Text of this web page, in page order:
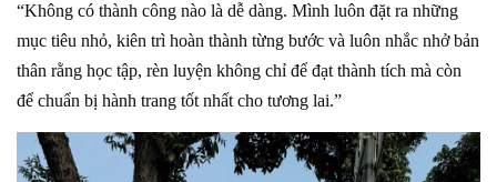
“Không có thành công nào là dễ dàng. Mình luôn đặt ra những
mục tiêu nhỏ, kiên trì hoàn thành từng bước và luôn nhắc nhở bản
thân rằng học tập, rèn luyện không chỉ để đạt thành tích mà còn
để chuẩn bị hành trang tốt nhất cho tương lai.”